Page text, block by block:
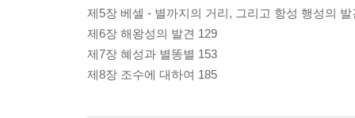
제5장 베셀 - 별까지의 거리, 그리고 항성 행성의 발
제6장 해왕성의 발견 129
제7장 혜성과 별똥별 153
제8장 조수에 대하여 185